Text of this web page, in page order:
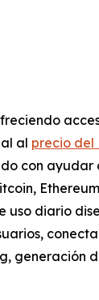
al precio del
con ayudar
uso diario
generación